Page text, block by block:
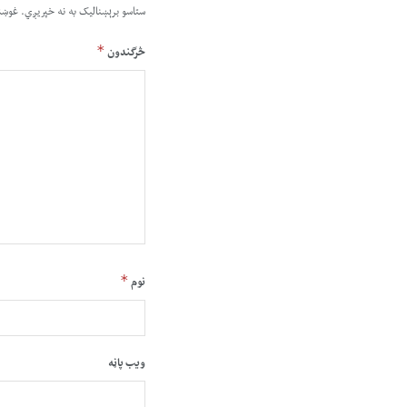
ستاسو برېښناليک به نه خپريږي.
څرگندون*
نوم*
ویب پاڼه